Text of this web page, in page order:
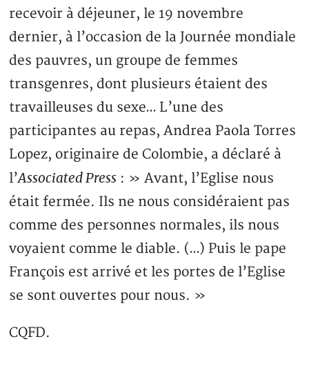
recevoir à déjeuner, le 19 novembre
dernier, à l’occasion de la Journée mondiale
des pauvres, un groupe de femmes
transgenres, dont plusieurs étaient des
travailleuses du sexe… L’une des
participantes au repas, Andrea Paola Torres
Lopez, originaire de Colombie, a déclaré à
l’Associated Press : » Avant, l’Eglise nous
était fermée. Ils ne nous considéraient pas
comme des personnes normales, ils nous
voyaient comme le diable. (…) Puis le pape
François est arrivé et les portes de l’Eglise
se sont ouvertes pour nous. »
CQFD.